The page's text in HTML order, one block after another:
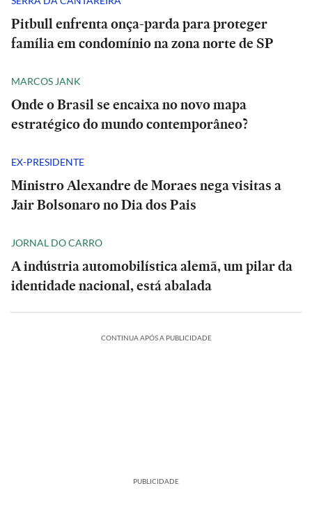
Pitbull enfrenta onça-parda para proteger
família em condomínio na zona norte de SP
MARCOS JANK
Onde o Brasil se encaixa no novo mapa
estratégico do mundo contemporâneo?
EX-PRESIDENTE
Ministro Alexandre de Moraes nega visitas a
Jair Bolsonaro no Dia dos Pais
JORNAL DO CARRO
A indústria automobilística alemã, um pilar da
identidade nacional, está abalada
CONTINUA APÓS A PUBLICIDADE
PUBLICIDADE